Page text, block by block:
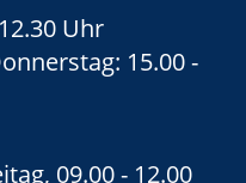
Uhr
15.00 -
09.00 - 12.00